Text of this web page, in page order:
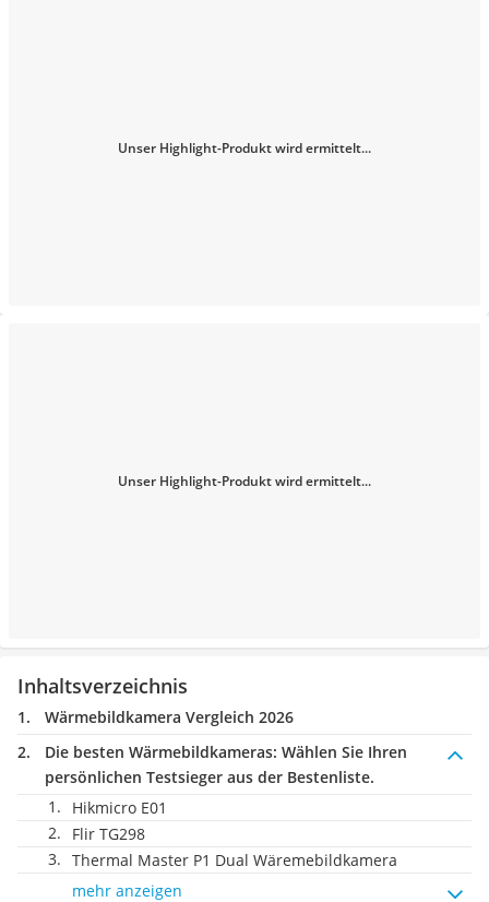
Unser Highlight-Produkt wird ermittelt...
Unser Highlight-Produkt wird ermittelt...
Inhaltsverzeichnis
Wärmebildkamera Vergleich 2026
Die besten Wärmebildkameras: Wählen Sie Ihren
persönlichen Testsieger aus der Bestenliste.
Hikmicro E01
Flir TG298
Thermal Master P1 Dual Wäremebildkamera
mehr anzeigen